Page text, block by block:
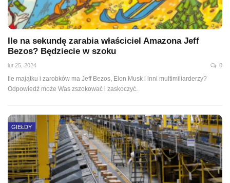
Ile na sekundę zarabia właściciel Amazona Jeff
Bezos? Będziecie w szoku
lut 25, 2024 0
Ile majątku i zarobków ma Jeff Bezos, Elon Musk i inni multimiliarderzy?
Odpowiedź może Was zszokować i zaskoczyć.
GIEŁDY